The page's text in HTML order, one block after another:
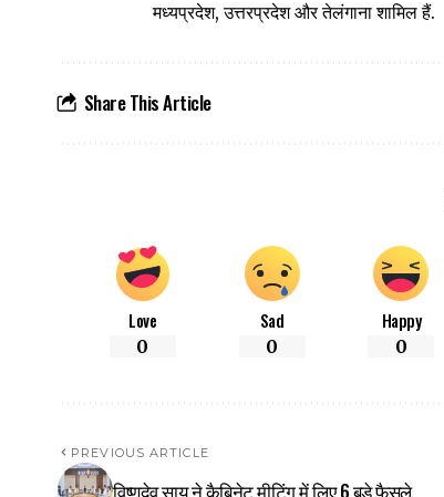
मध्यप्रदेश, उत्तरप्रदेश और तेलंगाना शामिल हैं.
Share This Article
Love
0
Sad
0
Happy
0
PREVIOUS ARTICLE
विष्णुदेव साय ने कैबिनेट मीटिंग में लिए 6 बड़े फैसले